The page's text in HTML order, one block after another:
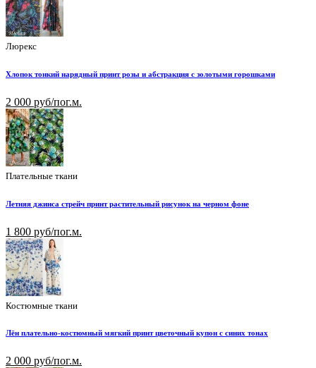
Люрекс
Хлопок тонкий нарядный принт розы и абстракция с золотыми горошками
2 000 руб/пог.м.
Плательные ткани
Летняя джинса стрейч принт растительный рисунок на черном фоне
1 800 руб/пог.м.
Костюмные ткани
Лён плательно-костюмный мягкий принт цветочный купон с синих тонах
2 000 руб/пог.м.